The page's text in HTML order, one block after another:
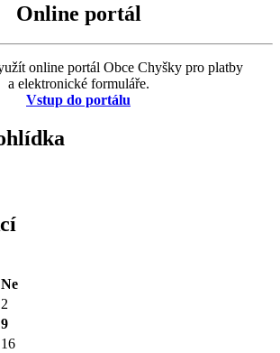
Online portál
online portál Obce Chyšky pro platby
a elektronické formuláře.
Vstup do portálu
Ne
2
9
16